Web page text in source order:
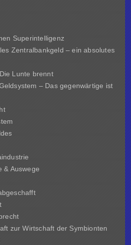
Superintelligenz
Zentralbankgeld – ein absolutes
Lunte brennt
– Das gegenwärtige ist
& Auswege
zur Wirtschaft der Symbionten